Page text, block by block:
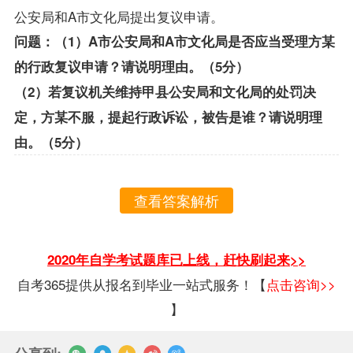
公安局和A市文化局提出复议申请。
问题：（1）A市公安局和A市文化局是否应当受理方某
的行政复议申请？请说明理由。（5分）
（2）若复议机关维持甲县公安局和文化局的处罚决
定，方某不服，提起行政诉讼，被告是谁？请说明理
由。（5分）
查看答案解析
2020年自学考试题库已上线，赶快刷起来>>
自考365提供从报名到毕业一站式服务！【点击咨询>>
】